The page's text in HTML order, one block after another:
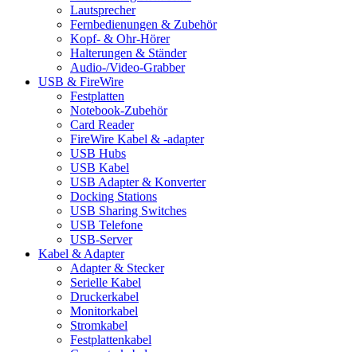
Lautsprecher
Fernbedienungen & Zubehör
Kopf- & Ohr-Hörer
Halterungen & Ständer
Audio-/Video-Grabber
USB & FireWire
Festplatten
Notebook-Zubehör
Card Reader
FireWire Kabel & -adapter
USB Hubs
USB Kabel
USB Adapter & Konverter
Docking Stations
USB Sharing Switches
USB Telefone
USB-Server
Kabel & Adapter
Adapter & Stecker
Serielle Kabel
Druckerkabel
Monitorkabel
Stromkabel
Festplattenkabel